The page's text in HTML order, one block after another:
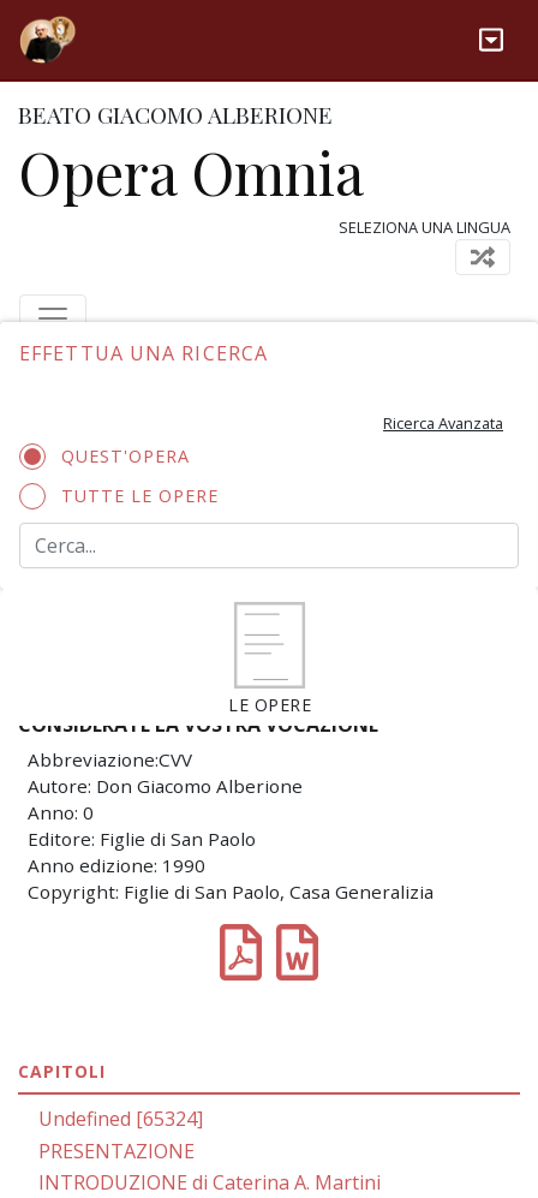
BEATO GIACOMO ALBERIONE
Opera Omnia
SELEZIONA UNA LINGUA
EFFETTUA UNA RICERCA
Ricerca Avanzata
QUEST'OPERA
TUTTE LE OPERE
LE OPERE
CONSIDERATE LA VOSTRA VOCAZIONE
Abbreviazione:CVV
Autore: Don Giacomo Alberione
Anno: 0
Editore: Figlie di San Paolo
Anno edizione: 1990
Copyright: Figlie di San Paolo, Casa Generalizia
CAPITOLI
Undefined [65324]
PRESENTAZIONE
INTRODUZIONE di Caterina A. Martini